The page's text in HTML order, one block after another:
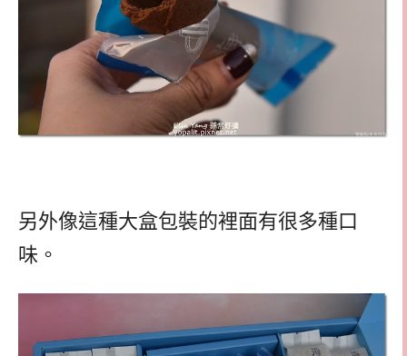
另外像這種大盒包裝的裡面有很多種口
味。